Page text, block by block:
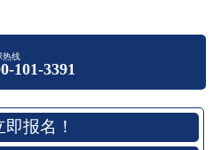
热线
101-3391
即报名！